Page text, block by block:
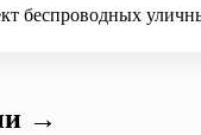
беспроводных
→